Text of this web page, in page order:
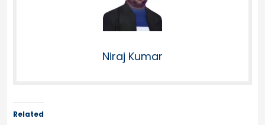
Niraj Kumar
Related